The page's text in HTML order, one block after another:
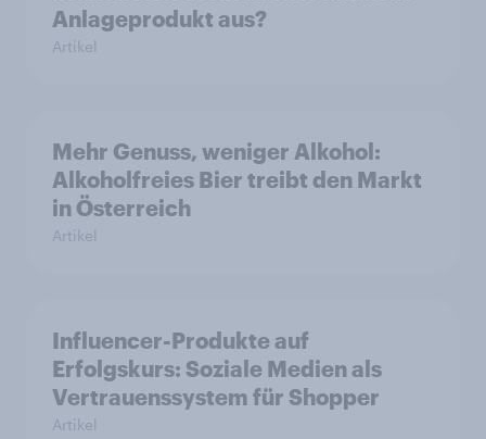
Anlageprodukt aus?
Artikel
Mehr Genuss, weniger Alkohol:
Alkoholfreies Bier treibt den Markt
in Österreich
Artikel
Influencer-Produkte auf
Erfolgskurs: Soziale Medien als
Vertrauenssystem für Shopper
Artikel